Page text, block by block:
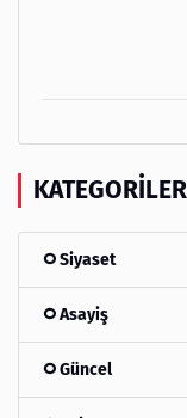
KATEGORILER
Siyaset
Asayiş
Güncel